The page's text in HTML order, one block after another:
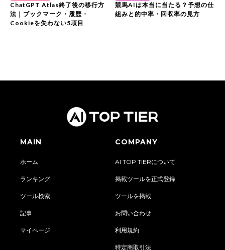
ChatGPT Atlas終了後の移行方
法｜ブックマーク・履歴・
Cookieを失わない5項目
競馬AIは本当に当たる？予想の仕
組みと的中率・回収率の見方
MAIN
ホーム
ランキング
ツール検索
記事
マイページ
COMPANY
AI TOP TIERについて
掲載ツールを正式登録
ツールを掲載
お問い合わせ
利用規約
特定商取引法